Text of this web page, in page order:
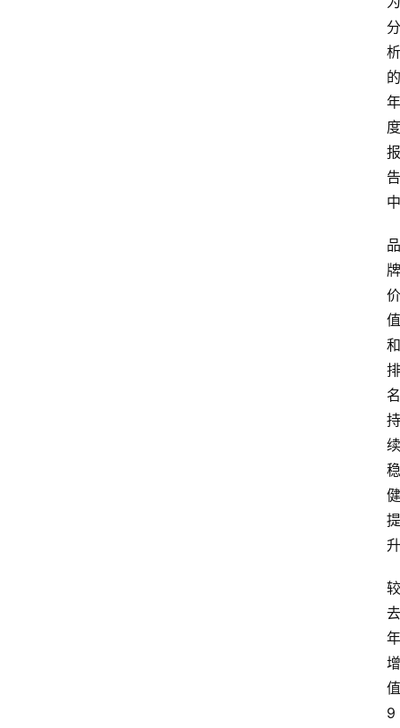
分
析
的
年
度
报
告
中
品
牌
价
值
和
排
名
持
续
稳
健
提
升
较
去
年
增
值
9